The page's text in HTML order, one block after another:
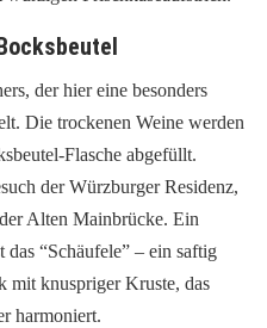
der hier eine besonders
Die trockenen Weine werden
Flasche abgefüllt.
der Würzburger Residenz,
Alten Mainbrücke. Ein
das “Schäufele” – ein saftig
mit knuspriger Kruste, das
harmoniert.